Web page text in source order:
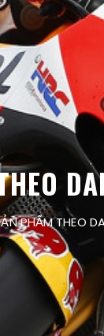
PHẨM THEO